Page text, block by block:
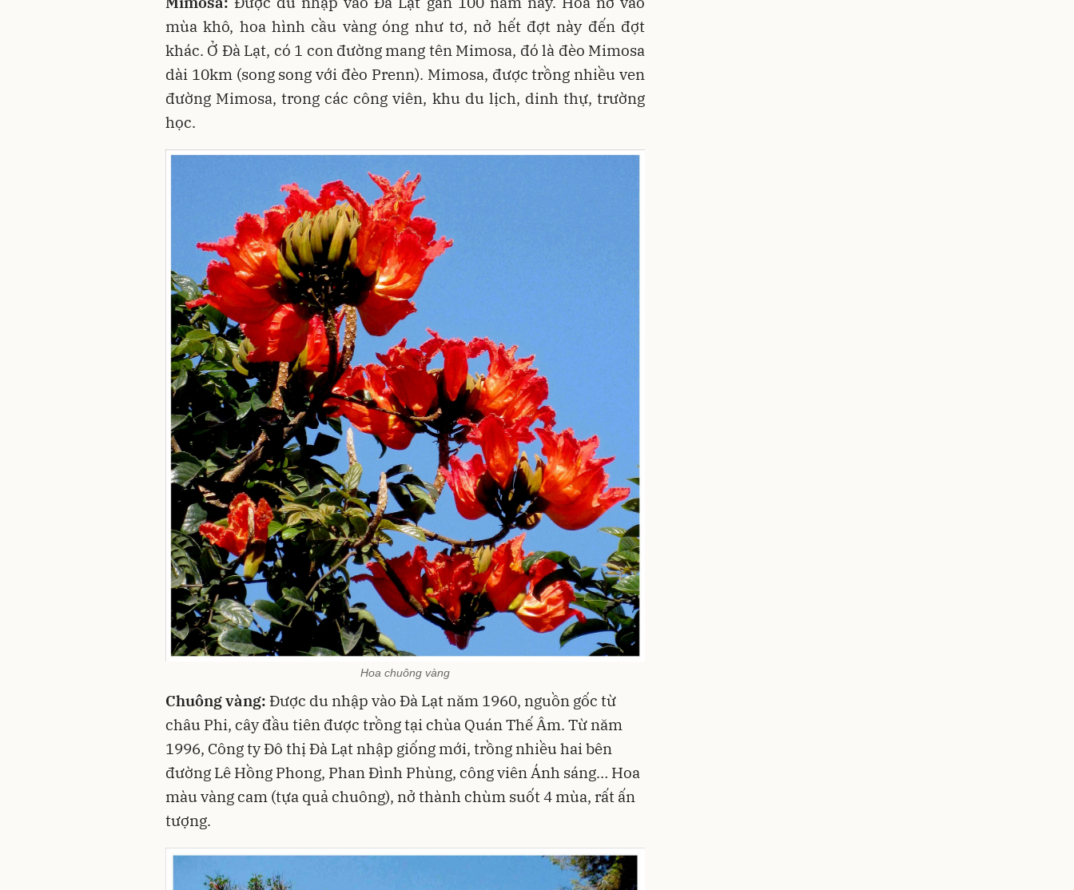
mùa khô, hoa hình cầu vàng óng như tơ, nở hết đợt này đến đợt
khác. Ở Đà Lạt, có 1 con đường mang tên Mimosa, đó là đèo Mimosa
dài 10km (song song với đèo Prenn). Mimosa, được trồng nhiều ven
đường Mimosa, trong các công viên, khu du lịch, dinh thự, trường
học.
Hoa chuông vàng
Chuông vàng: Được du nhập vào Đà Lạt năm 1960, nguồn gốc từ
châu Phi, cây đầu tiên được trồng tại chùa Quán Thế Âm. Từ năm
1996, Công ty Đô thị Đà Lạt nhập giống mới, trồng nhiều hai bên
đường Lê Hồng Phong, Phan Đình Phùng, công viên Ánh sáng… Hoa
màu vàng cam (tựa quả chuông), nở thành chùm suốt 4 mùa, rất ấn
tượng.